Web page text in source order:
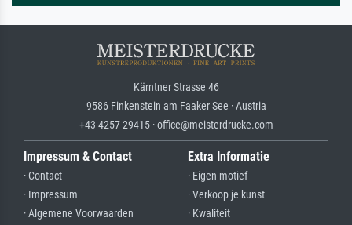
Kärntner Strasse 46
9586 Finkenstein am Faaker See · Austria
+43 4257 29415 · office@meisterdrucke.com
Impressum & Contact
· Contact
· Impressum
· Algemene Voorwaarden
Extra Informatie
· Eigen motief
· Verkoop je kunst
· Kwaliteit